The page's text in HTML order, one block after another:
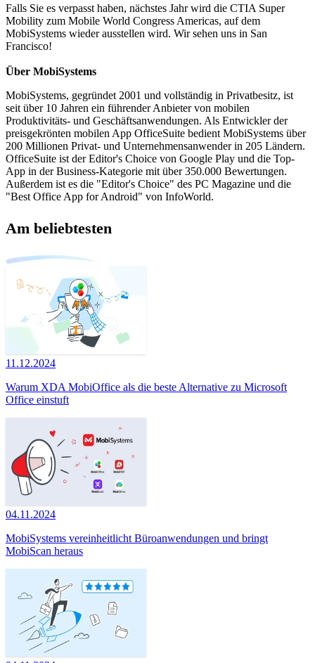
Falls Sie es verpasst haben, nächstes Jahr wird die CTIA Super
Mobility zum Mobile World Congress Americas, auf dem
MobiSystems wieder ausstellen wird. Wir sehen uns in San
Francisco!
Über MobiSystems
MobiSystems, gegründet 2001 und vollständig in Privatbesitz, ist
seit über 10 Jahren ein führender Anbieter von mobilen
Produktivitäts- und Geschäftsanwendungen. Als Entwickler der
preisgekrönten mobilen App OfficeSuite bedient MobiSystems über
200 Millionen Privat- und Unternehmensanwender in 205 Ländern.
OfficeSuite ist der Editor's Choice von Google Play und die Top-
App in der Business-Kategorie mit über 350.000 Bewertungen.
Außerdem ist es die "Editor's Choice" des PC Magazine und die
"Best Office App for Android" von InfoWorld.
Am beliebtesten
11.12.2024
Warum XDA MobiOffice als die beste Alternative zu Microsoft
Office einstuft
04.11.2024
MobiSystems vereinheitlicht Büroanwendungen und bringt
MobiScan heraus